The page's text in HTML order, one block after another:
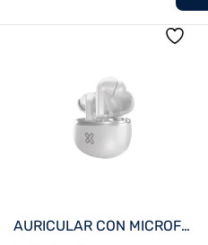
AURICULAR CON MICROFONO KLIP KTE-750WH EDGEBUDSPRO BT/MIC/ANC/TWS/TOUCH/IPX3/BLANCO